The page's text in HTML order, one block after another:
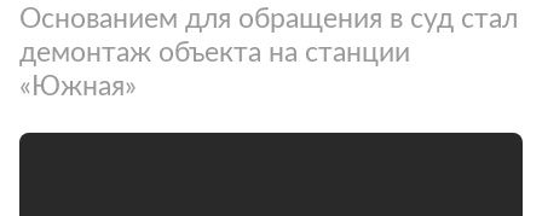
Основанием для обращения в суд стал
демонтаж объекта на станции
«Южная»